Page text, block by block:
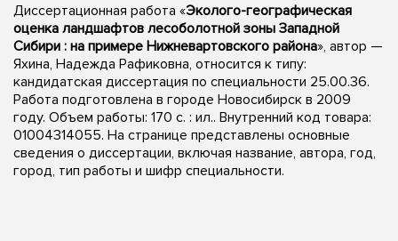
Диссертационная работа «Эколого-географическая
оценка ландшафтов лесоболотной зоны Западной
Сибири : на примере Нижневартовского района», автор —
Яхина, Надежда Рафиковна, относится к типу:
кандидатская диссертация по специальности 25.00.36.
Работа подготовлена в городе Новосибирск в 2009
году. Объем работы: 170 с. : ил.. Внутренний код товара:
01004314055. На странице представлены основные
сведения о диссертации, включая название, автора, год,
город, тип работы и шифр специальности.